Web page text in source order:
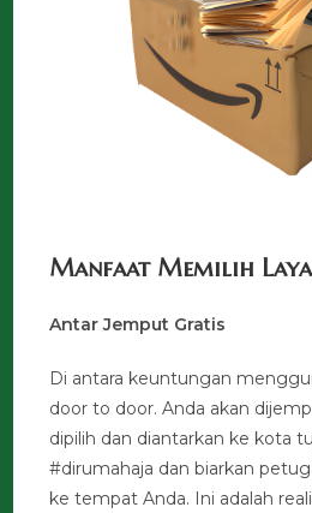
Manfaat Memilih
Antar Jemput Gratis
Di antara keuntungan
door to door. Anda akan
dipilih dan diantarkan ke kota
#dirumahaja dan biarkan
ke tempat Anda. Ini adalah